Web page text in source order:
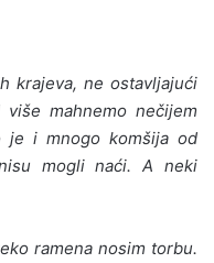
krajeva, ne ostavljajući
mahnemo nečijem
je i mnogo komšija od
mogli naći. A neki
ramena nosim torbu.